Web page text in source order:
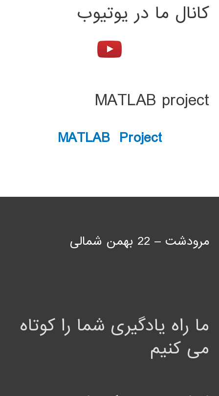
کانال ما در یوتیوب
MATLAB project
MATLAB Project
مرودشت – 22 بهمن شمالی
ما راه یادگیری شما را کوتاه
می کنیم